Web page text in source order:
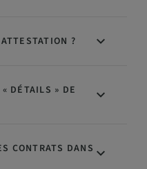
?
DÉTAILS » DE
CONTRATS DANS